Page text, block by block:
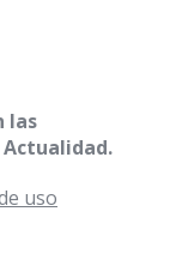
las
Actualidad.
uso